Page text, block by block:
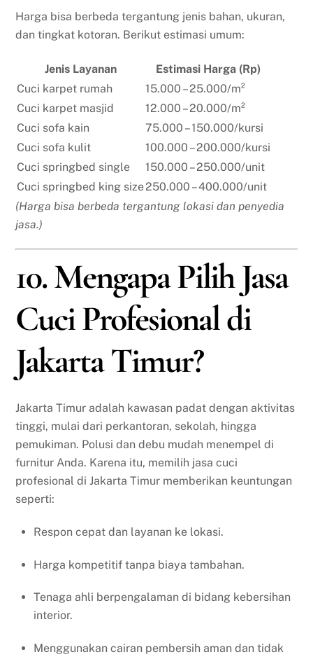
Harga bisa berbeda tergantung jenis bahan, ukuran,
dan tingkat kotoran. Berikut estimasi umum:
Jenis Layanan
Estimasi Harga (Rp)
Cuci karpet rumah
15.000 – 25.000/m²
Cuci karpet masjid
12.000 – 20.000/m²
Cuci sofa kain
75.000 – 150.000/kursi
Cuci sofa kulit
100.000 – 200.000/kursi
Cuci springbed single
150.000 – 250.000/unit
Cuci springbed king size250.000 – 400.000/unit
(Harga bisa berbeda tergantung lokasi dan penyedia
jasa.)
10. Mengapa Pilih Jasa
Cuci Profesional di
Jakarta Timur?
Jakarta Timur adalah kawasan padat dengan aktivitas
tinggi, mulai dari perkantoran, sekolah, hingga
pemukiman. Polusi dan debu mudah menempel di
furnitur Anda. Karena itu, memilih jasa cuci
profesional di Jakarta Timur memberikan keuntungan
seperti:
Respon cepat dan layanan ke lokasi.
Harga kompetitif tanpa biaya tambahan.
Tenaga ahli berpengalaman di bidang kebersihan
interior.
Menggunakan cairan pembersih aman dan tidak